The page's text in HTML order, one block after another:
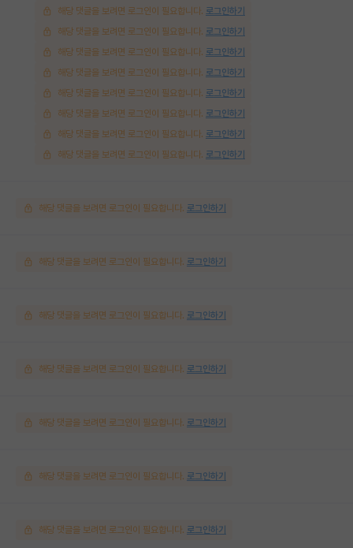
해당 댓글을 보려면 로그인이 필요합니다. 로그인하기
해당 댓글을 보려면 로그인이 필요합니다. 로그인하기
해당 댓글을 보려면 로그인이 필요합니다. 로그인하기
해당 댓글을 보려면 로그인이 필요합니다. 로그인하기
해당 댓글을 보려면 로그인이 필요합니다. 로그인하기
해당 댓글을 보려면 로그인이 필요합니다. 로그인하기
해당 댓글을 보려면 로그인이 필요합니다. 로그인하기
해당 댓글을 보려면 로그인이 필요합니다. 로그인하기
해당 댓글을 보려면 로그인이 필요합니다. 로그인하기
해당 댓글을 보려면 로그인이 필요합니다. 로그인하기
해당 댓글을 보려면 로그인이 필요합니다. 로그인하기
해당 댓글을 보려면 로그인이 필요합니다. 로그인하기
해당 댓글을 보려면 로그인이 필요합니다. 로그인하기
해당 댓글을 보려면 로그인이 필요합니다. 로그인하기
해당 댓글을 보려면 로그인이 필요합니다. 로그인하기